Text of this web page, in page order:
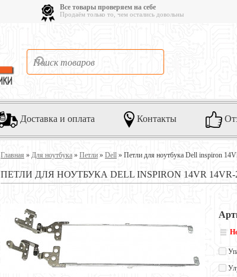
Все товары проверяем на себе
Продаём только то, чем остались довольны
Доставка и оплата Контакты
Главная » Для ноутбука » Петли » Dell » Петли для ноутбука Dell inspiron
ПЕТЛИ ДЛЯ НОУТБУКА DELL INSPIRON 14VR 14VR-